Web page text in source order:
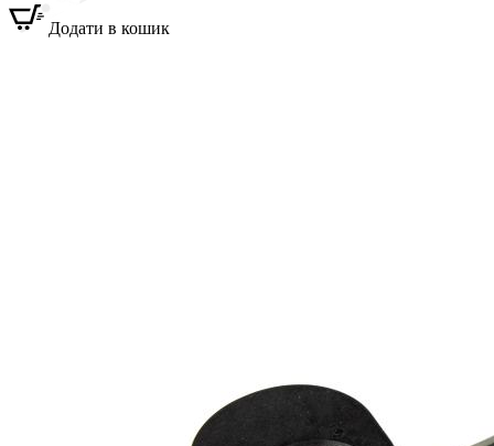
Додати в кошик